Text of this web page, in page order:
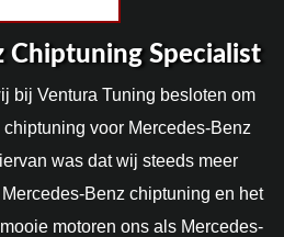
Chiptuning Specialist
bij Ventura Tuning besloten om
voor Mercedes-Benz
was dat wij steeds meer
Benz chiptuning en het
motoren ons als Mercedes-